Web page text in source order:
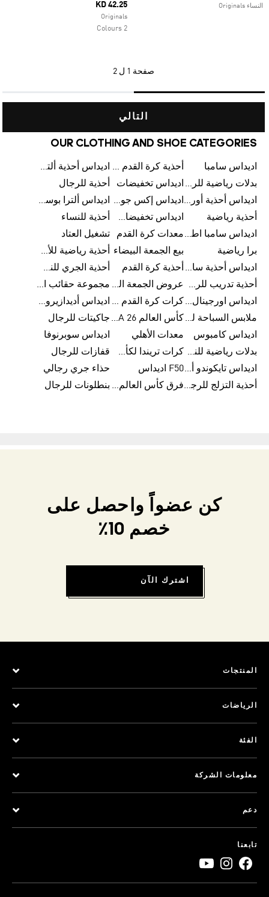
النساء Originals
KD 42.25
Originals
2 Colours
صفحة 1 ل 2
التالي
OUR CLOTHING AND SHOE CATEGORIES
اديداس سامبا أحذية كرة القدم للرجال
اديداس أحذية ألترا بوست للرجال
بدلات رياضية للرجال اديداس تخفيضات
أحذية للرجال
اديداس أحذية أورجينالز
اديداس إكس جود بيلينغهام
اديداس ألترا بوست
أحذية رياضية
اديداس تخفيضات للأطفال
أحذية للنساء
اديداس سامبا اطفالمعدات كرة القدم
تشغيل العتاد
برا رياضية
بيع الجمعة البيضاء
أحذية رياضية للأطفال
اديداس أحذية سامبا للنساء أحذية كرة القدم
أحذية الجري للنساء
أحذية تدريب للرجال
عروض الجمعة البيضاء للرجال
مجموعة حقائب الظهر
اديداس اورجينال ملابس
كرات كرة القدم للرجال
اديداس أديدازيرو معدات الجري
ملابس السباحة للرجال
كأس العالم FIFA 26™ جاكيتات للرجال
اديداس كامبوس
معدات الأهلي
اديداس سوبرنوفا
بدلات رياضية للنساء
كرات تريندا لكأس العالم FIFA 26™
قفازات للرجال
اديداس تايكوندو أورجنالزF50 اديداس
حذاء جري رجالي
أحذية التزلج للرجال
فرق كأس العالم FIFA 26™ بنطلونات للرجال
كن عضواً واحصل على
خصم 10٪
اشترك الآن
المنتجات
الرياضات
الفئة
معلومات الشركة
دعم
تابعنا